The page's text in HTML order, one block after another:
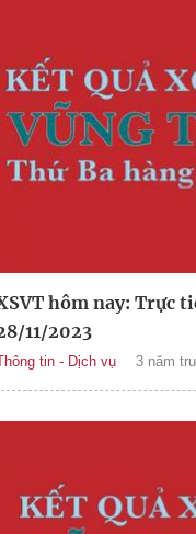
hôm nay: Trực
11/2023
tin - Dịch vụ 3 năm